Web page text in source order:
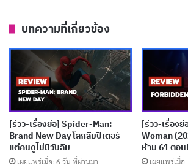
อย่างถี่ถ้วน
หนังนี้สามารถนำผู้ชมให้รู้สึกได้ถึงความเ
ปลอดภัยที่มากับโลกดิจิทัลที่เราใช้ในชีวิต
เดียวกับหนังในแนวเดียวกัน เช่น CAM,
Searching CTRL สามารถนำเสนอเรื่องร
ประเด็นการพึ่งพาเทคโนโลยีและปัญหา
เป็นส่วนตัวได้อย่างน่าสนใจ ความแตกต่าง
บทความที่เกี่ยวข้อง
[รีวิว-เรื่องย่อ] Spider-Man:
Brand New Day โลกลืมปีเตอร์
แต่คนดูไม่มีวันลืม
เผยแพร่เมื่อ: 6 วัน ที่ผ่านมา
[รีวิว-เรื่อง
Woman
ห้าม 61 ตอ
เผยแพร่เมื่